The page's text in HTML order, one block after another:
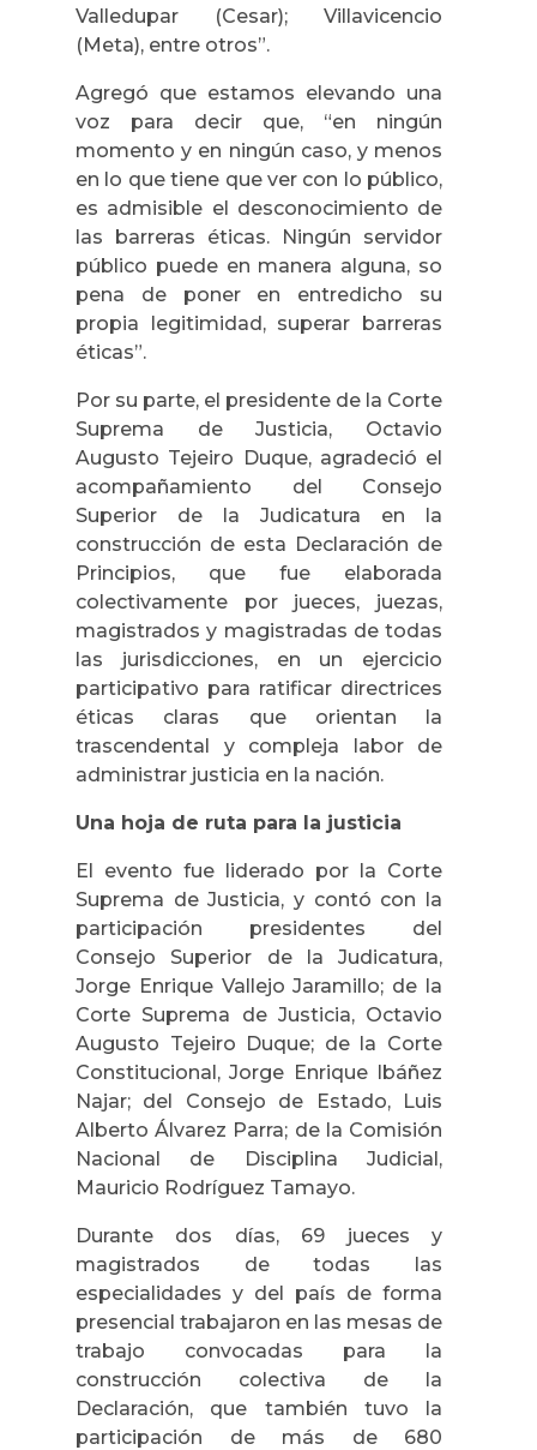
Valledupar (Cesar); Villavicencio
(Meta), entre otros”.
Agregó que estamos elevando una
voz para decir que, “en ningún
momento y en ningún caso, y menos
en lo que tiene que ver con lo público,
es admisible el desconocimiento de
las barreras éticas. Ningún servidor
público puede en manera alguna, so
pena de poner en entredicho su
propia legitimidad, superar barreras
éticas”.
Por su parte, el presidente de la Corte
Suprema de Justicia, Octavio
Augusto Tejeiro Duque, agradeció el
acompañamiento del Consejo
Superior de la Judicatura en la
construcción de esta Declaración de
Principios, que fue elaborada
colectivamente por jueces, juezas,
magistrados y magistradas de todas
las jurisdicciones, en un ejercicio
participativo para ratificar directrices
éticas claras que orientan la
trascendental y compleja labor de
administrar justicia en la nación.
Una hoja de ruta para la justicia
El evento fue liderado por la Corte
Suprema de Justicia, y contó con la
participación presidentes del
Consejo Superior de la Judicatura,
Jorge Enrique Vallejo Jaramillo; de la
Corte Suprema de Justicia, Octavio
Augusto Tejeiro Duque; de la Corte
Constitucional, Jorge Enrique Ibáñez
Najar; del Consejo de Estado, Luis
Alberto Álvarez Parra; de la Comisión
Nacional de Disciplina Judicial,
Mauricio Rodríguez Tamayo.
Durante dos días, 69 jueces y
magistrados de todas las
especialidades y del país de forma
presencial trabajaron en las mesas de
trabajo convocadas para la
construcción colectiva de la
Declaración, que también tuvo la
participación de más de 680